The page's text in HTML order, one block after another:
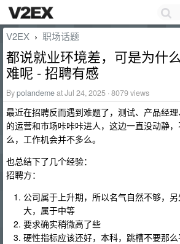
V2EX › 职场话题
都说就业环境差，可是为什
难呢 - 招聘有感
Bypolandemeat Jul 24, 2025 · 8079 views
最近在招聘反而遇到难题了，测试、产品经
的运营和市场咔咔咔进人，这边一直没动静
么，工作机会并不多么。
也总结下了几个经验：
招聘方：
公司属于上升期，所以名气自然不够，
大，属于中等
要求确实稍微高了些
硬性指标应该还好，本科，跳槽不要那